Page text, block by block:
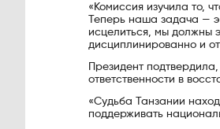
«Комиссия изучила то,
Теперь наша задача —
исцелиться, мы должны
дисциплинированно и
Президент
ответственности в
«Судьба Танзании
поддерживать